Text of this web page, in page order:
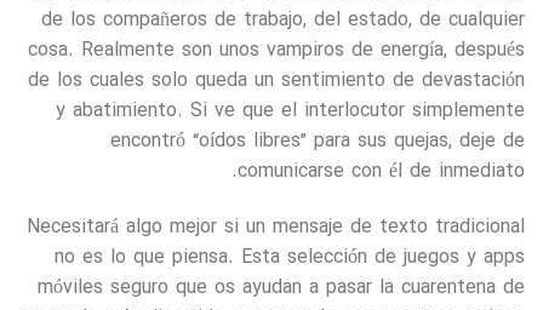
de los compañeros de trabajo, del estado, de cualquier
cosa. Realmente son unos vampiros de energía, después
de los cuales solo queda un sentimiento de devastación
y abatimiento. Si ve que el interlocutor simplemente
encontró “oídos libres” para sus quejas, deje de
comunicarse con él de inmediato.
Necesitará algo mejor si un mensaje de texto tradicional
no es lo que piensa. Esta selección de juegos y apps
móviles seguro que os ayudan a pasar la cuarentena de